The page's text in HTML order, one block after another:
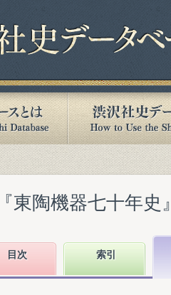
東陶機器七十年史
目次 索引